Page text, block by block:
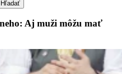
Hľadať
Aj muži môžu mať